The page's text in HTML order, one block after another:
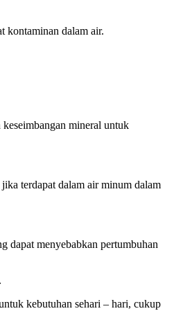
kontaminan dalam air.
mineral untuk
terdapat dalam air minum dalam
dapat menyebabkan pertumbuhan
kebutuhan sehari – hari, cukup